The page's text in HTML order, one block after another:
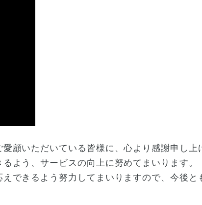
顧いただいている皆様に、心より感謝申し上
よう、サービスの向上に努めてまいります。
できるよう努力してまいりますので、今後